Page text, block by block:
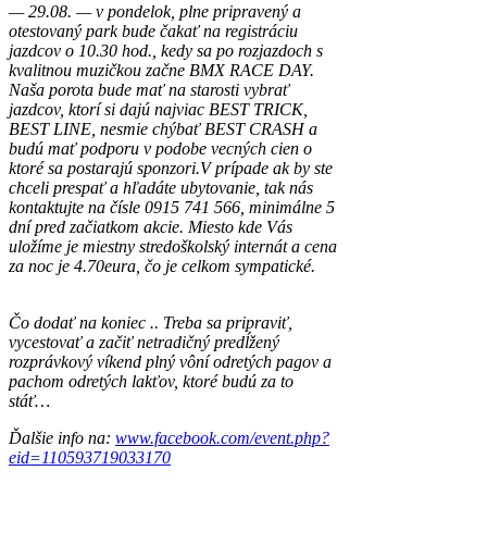
— 29.08. — v pondelok, plne pripravený a
otestovaný park bude čakať na registráciu
jazdcov o 10.30 hod., kedy sa po rozjazdoch s
kvalitnou muzičkou začne BMX RACE DAY.
Naša porota bude mať na starosti vybrať
jazdcov, ktorí si dajú najviac BEST TRICK,
BEST LINE, nesmie chýbať BEST CRASH a
budú mať podporu v podobe vecných cien o
ktoré sa postarajú sponzori.V prípade ak by ste
chceli prespať a hľadáte ubytovanie, tak nás
kontaktujte na čísle 0915 741 566, minimálne 5
dní pred začiatkom akcie. Miesto kde Vás
uložíme je miestny stredoškolský internát a cena
za noc je 4.70eura, čo je celkom sympatické.
Čo dodať na koniec .. Treba sa pripraviť,
vycestovať a začiť netradičný predĺžený
rozprávkový víkend plný vôní odretých pagov a
pachom odretých lakťov, ktoré budú za to
stáť…
Ďalšie info na: www.facebook.com/event.php?
eid=110593719033170